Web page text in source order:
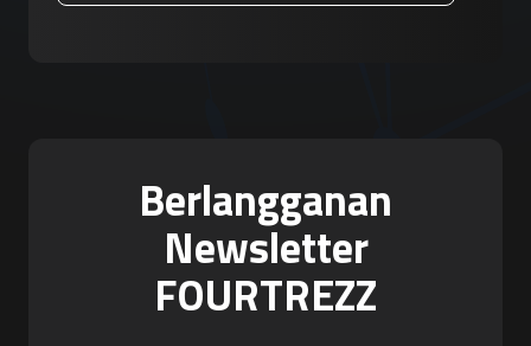
Berlangganan
Newsletter
FOURTREZZ